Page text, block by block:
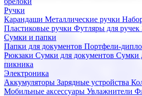
Ручки
Карандаши Металлические ручки
Пластиковые ручки Футляры для ручек
Сумки и папки
Папки для документов Портфели-
Рюкзаки Сумки для документов Сумки
пикника
Электроника
Аккумуляторы Зарядные устройства
Мобильные аксессуары Увлажнители
Подарочные наборы
Бизнес наборыКофейные наборы
Наборы из кожиНаборы ручекНаборы
Наборы с бутылками для воды
Наборы
Наборы с кружками
флешкамиНовогодние наборыЧайные